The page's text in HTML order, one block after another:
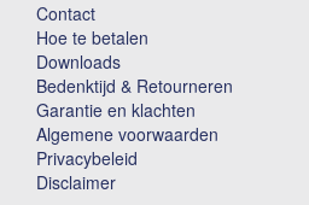
Contact
Hoe te betalen
Downloads
Bedenktijd & Retourneren
Garantie en klachten
Algemene voorwaarden
Privacybeleid
Disclaimer